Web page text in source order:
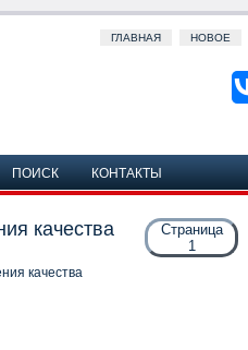
ГЛАВНАЯ НОВОЕ
ПОИСК КОНТАКТЫ
Страница
1
качества
качества